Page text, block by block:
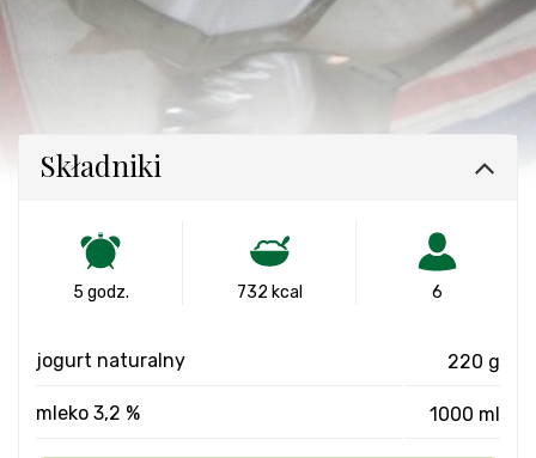
Składniki
5 godz. 732 kcal 6
jogurt naturalny 220 g
mleko 3,2 % 1000 ml